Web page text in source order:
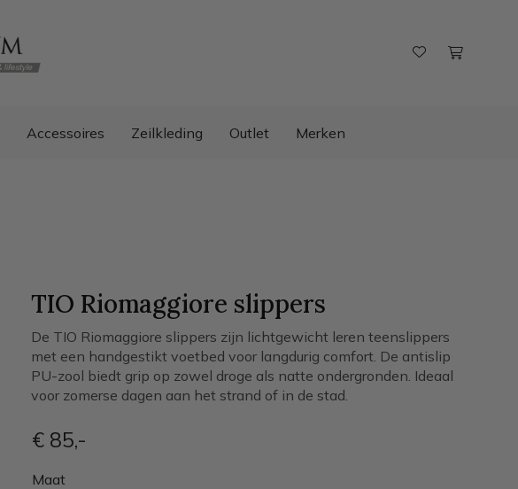
Accessoires Zeilkleding Outlet Merken
TIO Riomaggiore slippers
De TIO Riomaggiore slippers zijn lichtgewicht leren teenslippers
met een handgestikt voetbed voor langdurig comfort. De antislip
PU-zool biedt grip op zowel droge als natte ondergronden. Ideaal
voor zomerse dagen aan het strand of in de stad.
€ 85,-
Maat